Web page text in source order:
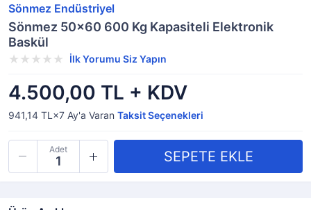
Sönmez Endüstriyel
Sönmez 50x60 600 Kg Kapasiteli Elektronik
Baskül
İlk Yorumu Siz Yapın
4.500,00 TL + KDV
941,14 TL×7 Ay'a Varan Taksit Seçenekleri
Adet